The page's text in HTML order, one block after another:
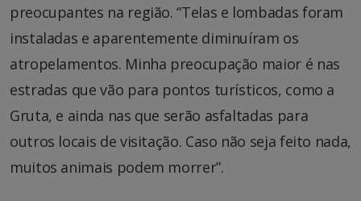
preocupantes na região. “Telas e lombadas foram
instaladas e aparentemente diminuíram os
atropelamentos. Minha preocupação maior é nas
estradas que vão para pontos turísticos, como a
Gruta, e ainda nas que serão asfaltadas para
outros locais de visitação. Caso não seja feito nada,
muitos animais podem morrer”.